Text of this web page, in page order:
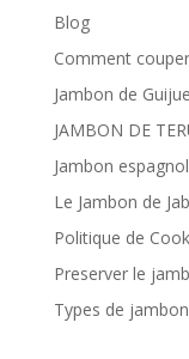
Blog
Comment
Jambon de
JAMBON DE
Jambon
Le Jambon de
Politique de
Preserver le
Types de